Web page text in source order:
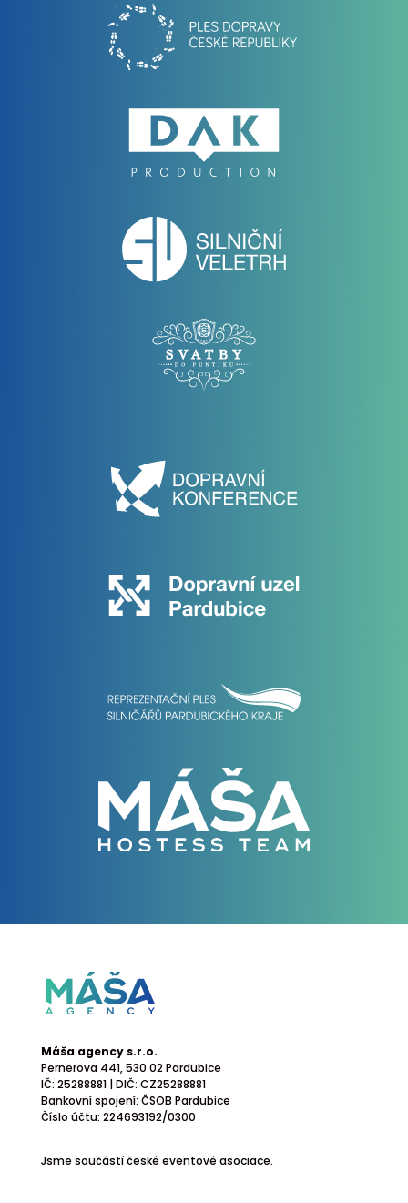
Máša agency s.r.o.
Pernerova 441, 530 02 Pardubice
IČ: 25288881 | DIČ: CZ25288881
Bankovní spojení: ČSOB Pardubice
Číslo účtu: 224693192/0300
Jsme součástí české eventové asociace.